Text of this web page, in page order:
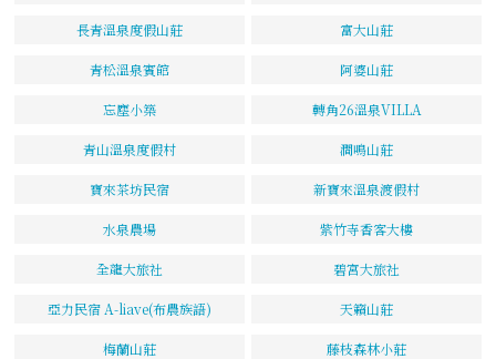
長青溫泉度假山莊 富大山莊
青松溫泉賓館 阿婆山莊
忘塵小築 轉角26溫泉VILLA
青山溫泉度假村 澗鳴山莊
寶來茶坊民宿 新寶來溫泉渡假村
水泉農場 紫竹寺香客大樓
全龍大旅社 碧宮大旅社
亞力民宿 A-liave(布農族語) 天籟山莊
梅蘭山莊 藤枝森林小莊